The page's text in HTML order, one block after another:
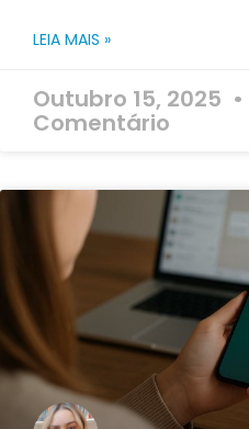
LEIA MAIS »
Outubro 15, 2025
Comentário